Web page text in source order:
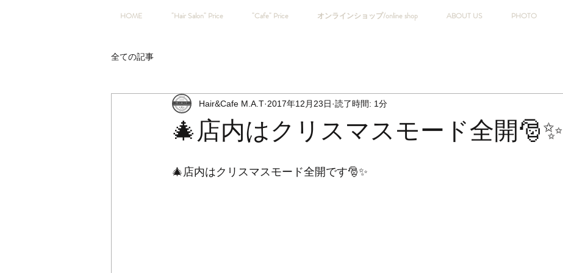
HOME "Hair Salon" Price "Cafe" Price オンラインショップ/online shop ABOUT US PHOTO
全ての記事
🎄店内はクリスマスモード全開🎅✨
Hair&Cafe M.A.T 2017年12月23日 読了時間: 1分
🎄店内はクリスマスモード全開です🎅✨